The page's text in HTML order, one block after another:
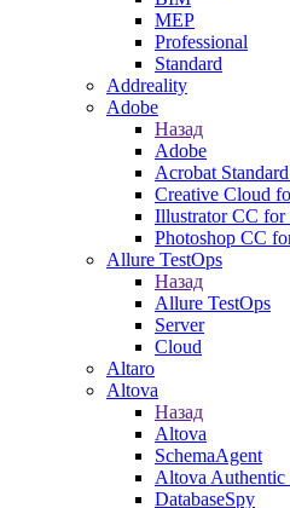
MEP
Professional
Standard
Addreality
Adobe
Назад
Adobe
Acrobat
Creative Cloud
Illustrator CC for
Photoshop CC
Allure TestOps
Назад
Allure TestOps
Server
Cloud
Altaro
Altova
Назад
Altova
SchemaAgent
Altova Authentic
DatabaseSpy